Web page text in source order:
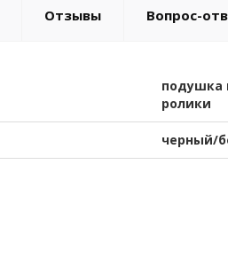
Отзывы Вопрос-
подушка
ролики
черный/